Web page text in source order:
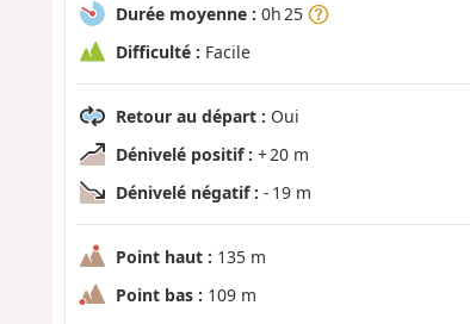
Durée moyenne : 0h 25
Difficulté : Facile
Retour au départ : Oui
Dénivelé positif : + 20 m
Dénivelé négatif : - 19 m
Point haut : 135 m
Point bas : 109 m